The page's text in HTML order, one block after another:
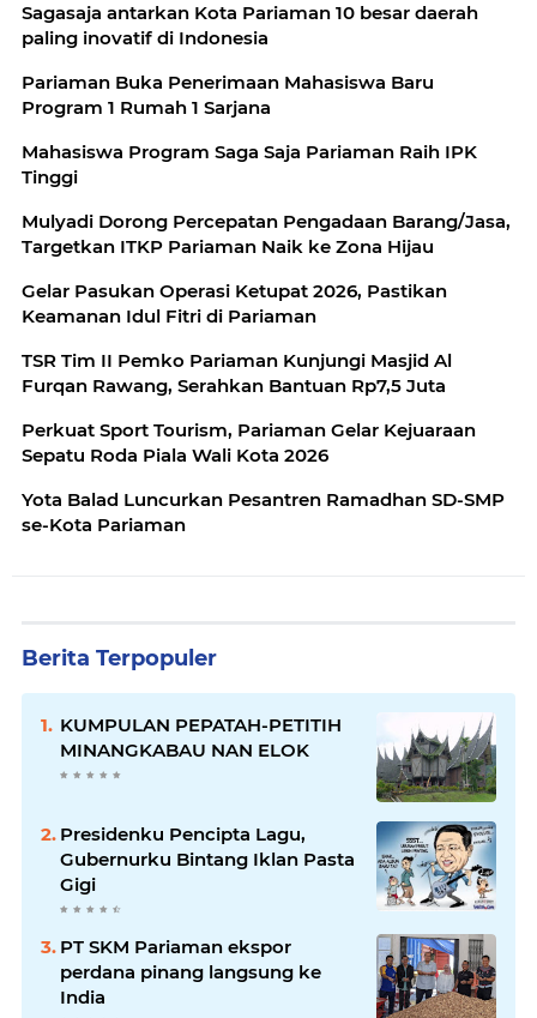
Sagasaja antarkan Kota Pariaman 10 besar daerah
paling inovatif di Indonesia
Pariaman Buka Penerimaan Mahasiswa Baru
Program 1 Rumah 1 Sarjana
Mahasiswa Program Saga Saja Pariaman Raih IPK
Tinggi
Mulyadi Dorong Percepatan Pengadaan Barang/Jasa,
Targetkan ITKP Pariaman Naik ke Zona Hijau
Gelar Pasukan Operasi Ketupat 2026, Pastikan
Keamanan Idul Fitri di Pariaman
TSR Tim II Pemko Pariaman Kunjungi Masjid Al
Furqan Rawang, Serahkan Bantuan Rp7,5 Juta
Perkuat Sport Tourism, Pariaman Gelar Kejuaraan
Sepatu Roda Piala Wali Kota 2026
Yota Balad Luncurkan Pesantren Ramadhan SD-SMP
se-Kota Pariaman
Berita Terpopuler
KUMPULAN PEPATAH-PETITIH
MINANGKABAU NAN ELOK
Presidenku Pencipta Lagu,
Gubernurku Bintang Iklan Pasta
Gigi
PT SKM Pariaman ekspor
perdana pinang langsung ke
India